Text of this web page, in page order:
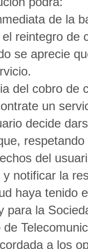
de la
reintegro
se aprecie
del cobro de
un
decide
del
notificar la
haya tenido
para la
a los